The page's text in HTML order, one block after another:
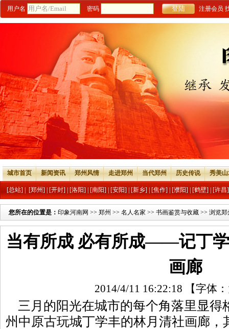
用户名 密码 注册会员
城市首页 新闻资讯 郑州风情 走进郑州 当代郑州 历史传说 秀美
[总站] [郑州] [开封] [洛阳] [南阳] [安阳] [新乡] [焦作] [濮阳] [鹤壁] [许昌]
您所在的位置是： 印象河南网 >> 郑州 >> 名人名家 >> 书画鉴赏与收藏 >> 浏览郑
当有所成 必有所成——记丁
画廊
2014/4/11 16:22:18 【字体：
三月的阳光在城市的每个角落里显得
州中原古玩城丁学丰的林月清社画廊，